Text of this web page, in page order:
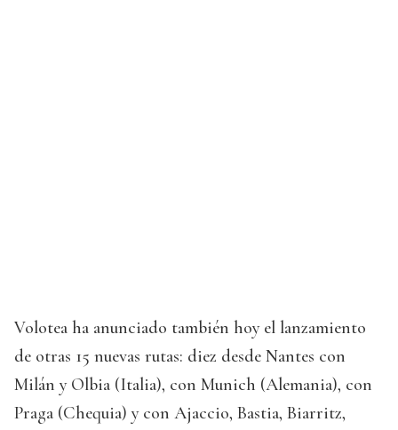
Volotea ha anunciado también hoy el lanzamiento
de otras 15 nuevas rutas: diez desde Nantes con
Milán y Olbia (Italia), con Munich (Alemania), con
Praga (Chequia) y con Ajaccio, Bastia, Biarritz,